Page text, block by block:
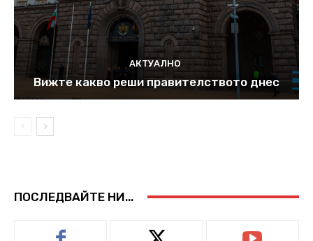
АКТУАЛНО
Вижте какво реши правителството днес
ПОСЛЕДВАЙТЕ НИ...